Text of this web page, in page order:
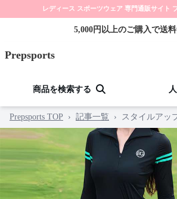
レディース スポーツウェア 専門通販サイト
5,000円以上のご購入で送
Prepsports
商品を検索する
Prepsports TOP › 記事一覧 › スタイルアッ